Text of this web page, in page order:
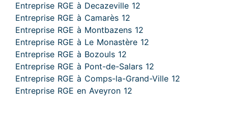
Entreprise RGE à Decazeville 12
Entreprise RGE à Camarès 12
Entreprise RGE à Montbazens 12
Entreprise RGE à Le Monastère 12
Entreprise RGE à Bozouls 12
Entreprise RGE à Pont-de-Salars 12
Entreprise RGE à Comps-la-Grand-Ville 12
Entreprise RGE en Aveyron 12